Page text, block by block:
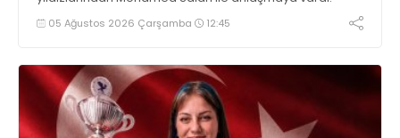
05 Ağustos 2026 Çarşamba 12:45